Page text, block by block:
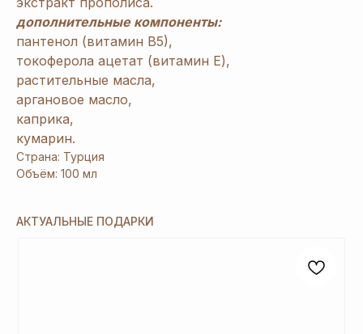
дополнительные компоненты:
пантенол (витамин В5),
токоферола ацетат (витамин Е),
растительные масла,
аргановое масло,
каприка,
кумарин.
Страна: Турция
Объём: 100 мл
АКТУАЛЬНЫЕ ПОДАРКИ
[ Дарим приятныеподарки и скидкипри заказе ]
ЗАРЕГИСТРИРУЙТЕСЬ
В «ERSAG», ЧТОБЫ
ПОЛУЧИТЬ